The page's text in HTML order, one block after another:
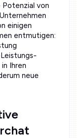
Potenzial von
einigen
entmutigen:
Ihren
neue